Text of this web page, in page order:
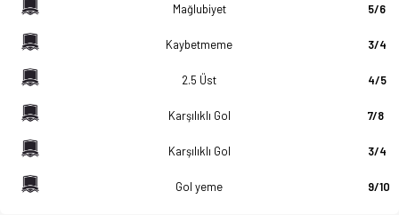
Mağlubiyet 5/6
Kaybetmeme 3/4
2.5 Üst 4/5
Karşılıklı Gol 7/8
Karşılıklı Gol 3/4
Gol yeme 9/10